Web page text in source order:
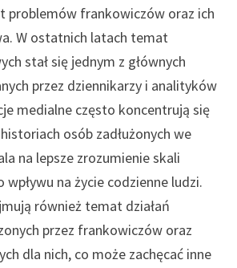
problemów frankowiczów oraz ich
W ostatnich latach temat
stał się jednym z głównych
przez dziennikarzy i analityków
medialne często koncentrują się
osób zadłużonych we
na lepsze zrozumienie skali
na życie codzienne ludzi.
również temat działań
przez frankowiczów oraz
dla nich, co może zachęcać inne